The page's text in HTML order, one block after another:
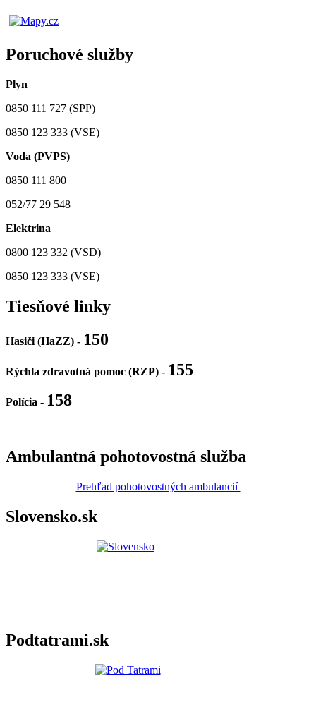
Poruchové služby
Plyn
0850 111 727 (SPP)
0850 123 333 (VSE)
Voda (PVPS)
0850 111 800
052/77 29 548
Elektrina
0800 123 332 (VSD)
0850 123 333 (VSE)
Tiesňové linky
Hasiči (HaZZ) - 150
Rýchla zdravotná pomoc (RZP) - 155
Polícia - 158
Ambulantná pohotovostná služba
Prehľad pohotovostných ambulancií
Slovensko.sk
Podtatrami.sk